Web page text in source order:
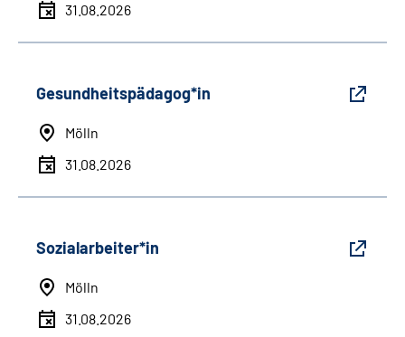
31.08.2026
Gesundheitspädagog*in
Mölln
31.08.2026
Sozialarbeiter*in
Mölln
31.08.2026